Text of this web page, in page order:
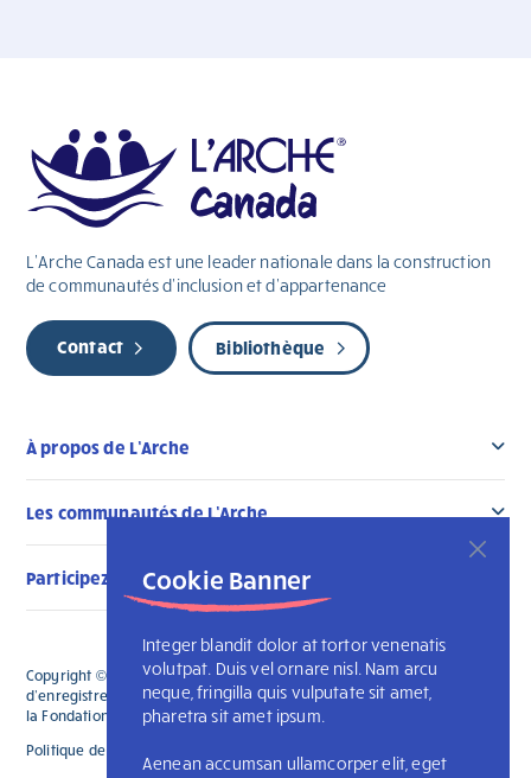
Cookie Banner
Integer blandit dolor at tortor venenatis
volutpat. Duis vel ornare nisl. Nam arcu
neque, fringilla quis vulputate sit amet,
pharetra sit amet ipsum.
Aenean accumsan ullamcorper elit, eget
L’Arche Canada est une leader nationale dans la construction
de communautés d’inclusion et d’appartenance
Contact Bibliothèque
À propos de L’Arche
Les communautés de L’Arche
Participez au changement
Copyright © 2026 L'Arche Canada. Tous droits réservés. Le numéro
d'enregistrement de L'Arche Canada est le 136019122RR0001 et celui de
la Fondation L'Arche Canada est le 88990 9719 RR0001
Politique de confidentialité